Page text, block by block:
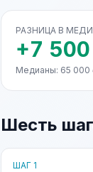
РАЗНИЦА В
+7
Медианы: 65 000
Шесть
ШАГ 1